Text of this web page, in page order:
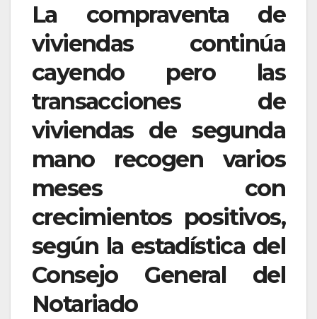
La compraventa de
viviendas continúa
cayendo pero las
transacciones de
viviendas de segunda
mano recogen varios
meses con
crecimientos positivos,
según la estadística del
Consejo General del
Notariado